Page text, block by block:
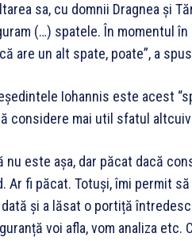
sa, cu domnii Dragnea și
(…) spatele. În momentul
are un alt spate, poate”, a spus
Iohannis este acest
considere mai util sfatul
nu este așa, dar păcat dacă
Ar fi păcat. Totuși, îmi permit
și a lăsat o portiță
voi afla, vom analiza